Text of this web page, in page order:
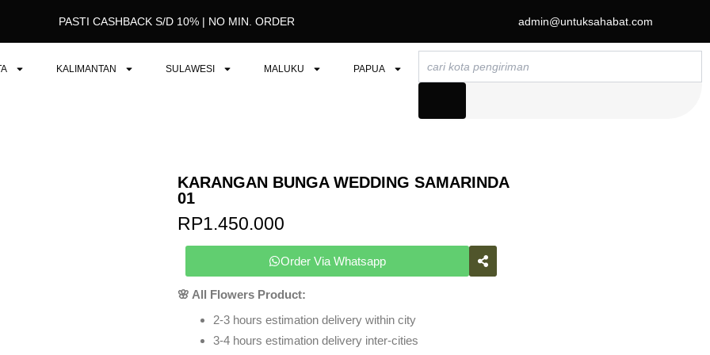
PASTI CASHBACK S/D 10% | NO MIN. ORDER admin@untuksahabat.com
KALIMANTAN SULAWESI MALUKU PAPUA
KARANGAN BUNGA WEDDING SAMARINDA
01
RP1.450.000
Order Via Whatsapp
🌸 All Flowers Product:
2-3 hours estimation delivery within city
3-4 hours estimation delivery inter-cities